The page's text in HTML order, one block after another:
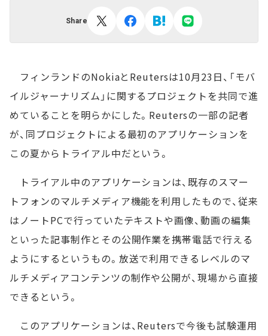
Share
フィンランドのNokiaとReutersは10月23日、「モバ
イルジャーナリズム」に関するプロジェクトを共同で進
めていることを明らかにした。Reutersの一部の記者
が、同プロジェクトによる最初のアプリケーションを
この夏からトライアル中だという。
トライアル中のアプリケーションは、既存のスマー
トフォンのマルチメディア機能を利用したもので、従来
はノートPCで行っていたテキストや画像、動画の編集
といった記事制作とその公開作業を携帯電話で行える
ようにするというもの。放送で利用できるレベルのマ
ルチメディアコンテンツの制作や公開が、現場から直接
できるという。
このアプリケーションは、Reutersで今後も試験運用